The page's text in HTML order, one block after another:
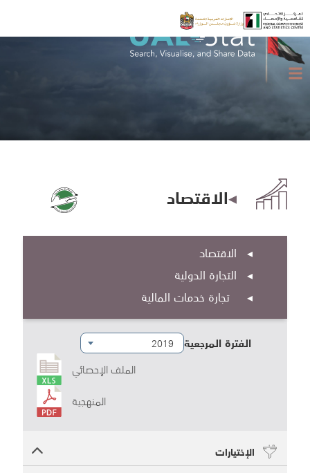
◂الاقتصاد
◂ الاقتصاد
◂ التجارة الدولية
◂
تجارة خدمات المالية
الفترة المرجعية
الملف الإحصائي
المنهجية
الإختيارات